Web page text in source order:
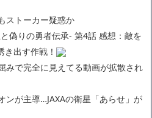
ストーカー疑惑か
偽りの勇者伝承- 第4話 感想：敵を
出す作戦！
みで完全に見えてる動画が拡散され
ンが主導…JAXAの衛星「あらせ」が